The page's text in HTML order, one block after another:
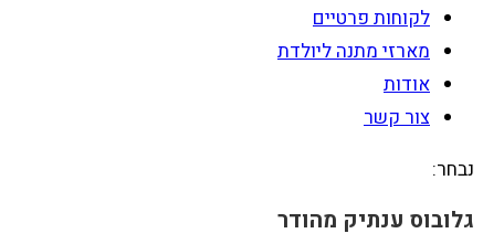
לקוחות פרטיים
מארזי מתנה ליולדת
אודות
צור קשר
נבחר:
גלובוס ענתיק מהודר